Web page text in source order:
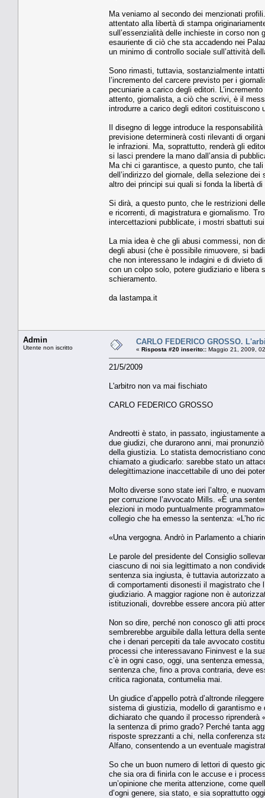
Ma veniamo al secondo dei menzionati
attentato alla libertà di stampa
sull’essenzialità delle inchieste in corso non
esauriente di ciò che sta accadendo nei
un minimo di controllo sociale sull’attività
Sono rimasti, tuttavia, sostanzialmente
l’incremento del carcere previsto per i
pecuniarie a carico degli editori.
attento, giornalista, a ciò che scrivi, è il
introdurre a carico degli editori costituiscono
Il disegno di legge introduce la
previsione determinerà costi rilevanti di
le infrazioni. Ma, soprattutto, renderà gli
si lasci prendere la mano dall’ansia di
Ma chi ci garantisce, a questo punto, che
dell’indirizzo del giornale, della selezione
altro dei principi sui quali si fonda la libertà
Si dirà, a questo punto, che le restrizioni
e ricorrenti, di magistratura e giornalismo.
intercettazioni pubblicate, i mostri sbattuti
La mia idea è che gli abusi commessi, non
degli abusi (che è possibile rimuovere, si
che non interessano le indagini e di divieto
con un colpo solo, potere giudiziario e libera
schieramento.
da lastampa.it
Admin
Utente non iscritto
CARLO FEDERICO GROSSO.
« Risposta #20 inserito:: Maggio 21, 2009,
21/5/2009
L'arbitro non va mai fischiato
CARLO FEDERICO GROSSO
Andreotti è stato, in passato, ingiustamente
due giudizi, che durarono anni, mai
della giustizia. Lo statista democristiano
chiamato a giudicarlo: sarebbe stato un
delegittimazione inaccettabile di uno dei
Molto diverse sono state ieri l’altro, e
per corruzione l’avvocato Mills. «È una
elezioni in modo puntualmente
collegio che ha emesso la sentenza: «L’ho
«Una vergogna. Andrò in Parlamento a
Le parole del presidente del Consiglio
ciascuno di noi sia legittimato a non
sentenza sia ingiusta, è tuttavia autorizzato
di comportamenti disonesti il magistrato che
giudiziario. A maggior ragione non è
istituzionali, dovrebbe essere ancora più
Non so dire, perché non conosco gli atti
sembrerebbe arguibile dalla lettura della
che i denari percepiti da tale avvocato
processi che interessavano Fininvest e la
c’è in ogni caso, oggi, una sentenza
sentenza che, fino a prova contraria, deve
critica ragionata, contumelia mai.
Un giudice d’appello potrà d’altronde
sistema di giustizia, modello di garantismo e
dichiarato che quando il processo
la sentenza di primo grado? Perché tanta
risposte sprezzanti a chi, nella conferenza
Alfano, consentendo a un eventuale
So che un buon numero di lettori di questo
che sia ora di finirla con le accuse e i
un’opinione che merita attenzione, come
d’ogni genere, sia stato, e sia soprattutto